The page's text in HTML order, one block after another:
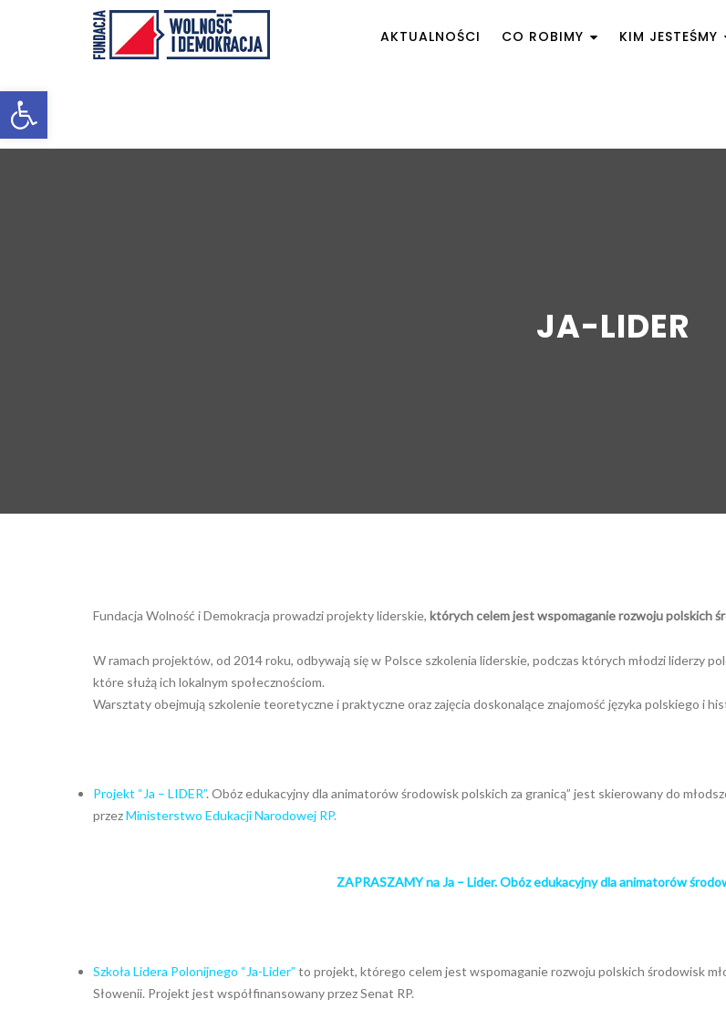
Otwórz pasek narzędzi
AKTUALNOŚCI CO ROBIMY KIM JESTEŚMY
JA-LIDER
Fundacja Wolność i Demokracja prowadzi projekty liderskie, których celem jest wspomaganie rozwoju polskich
W ramach projektów, od 2014 roku, odbywają się w Polsce szkolenia liderskie, podczas których młodzi liderzy
które służą ich lokalnym społecznościom.
Warsztaty obejmują szkolenie teoretyczne i praktyczne oraz zajęcia doskonalące znajomość języka polskiego i
Projekt “Ja – LIDER”. Obóz edukacyjny dla animatorów środowisk polskich za granicą” jest skierowany do
przezMinisterstwo Edukacji Narodowej RP.
ZAPRASZAMY na Ja – Lider. Obóz edukacyjny dla animatorów
Szkoła Lidera Polonijnego “Ja-Lider” to projekt, którego celem jest wspomaganie rozwoju polskich środowisk
Słowenii. Projekt jest współfinansowany przez Senat RP.